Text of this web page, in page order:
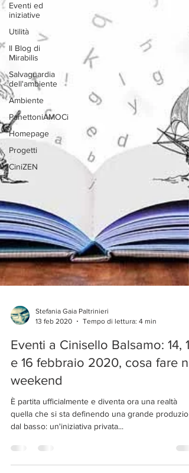
Eventi ed
iniziative
Utilità
Il Blog di
Mirabilis
Salvaguardia
dell'ambiente
Ambiente
PanettoniAMOCi
Homepage
Progetti
CiniZEN
Stefania Gaia Paltrinieri
Eventi a Cinisello Balsamo: 14,
e 16 febbraio 2020, cosa fare
weekend
È partita ufficialmente e diventa ora una realtà
quella che si sta definendo una grande